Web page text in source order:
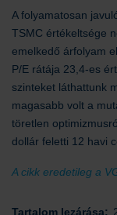
A folyamatosan
TSMC értékeltsége
emelkedő árfolyam
P/E rátája 23,4-es
szinteket láthattunk
magasabb volt a
töretlen
dollár feletti 12 havi
A cikk eredetileg a
Tartalom lezárása: